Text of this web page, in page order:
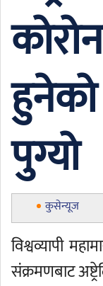
पुग्यो
कुसेन्यूज
विश्वव्यापी
संक्रमणबाट